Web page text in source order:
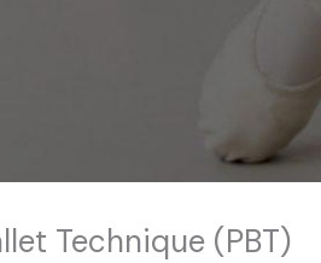
Technique (PBT)